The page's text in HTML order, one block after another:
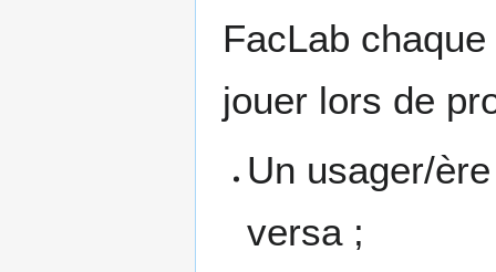
FacLab
jouer lors de
Un usager/
versa ;